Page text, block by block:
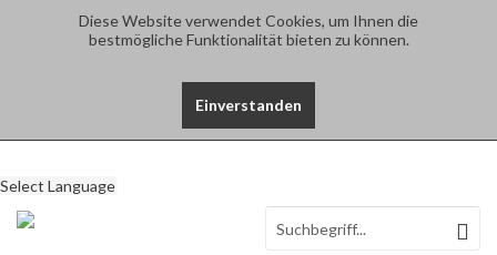
Diese Website verwendet Cookies, um Ihnen die
bestmögliche Funktionalität bieten zu können.
Einverstanden
Select Language